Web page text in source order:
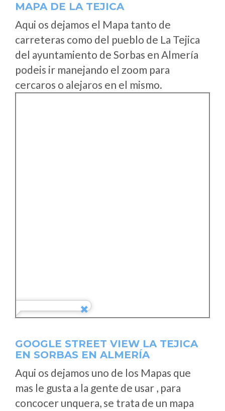
MAPA DE LA TEJICA
Aqui os dejamos el Mapa tanto de
carreteras como del pueblo de La Tejica
del ayuntamiento de Sorbas en Almería
podeis ir manejando el zoom para
cercaros o alejaros en el mismo.
GOOGLE STREET VIEW LA TEJICA
EN SORBAS EN ALMERÍA
Aqui os dejamos uno de los Mapas que
mas le gusta a la gente de usar , para
concocer unquera, se trata de un mapa